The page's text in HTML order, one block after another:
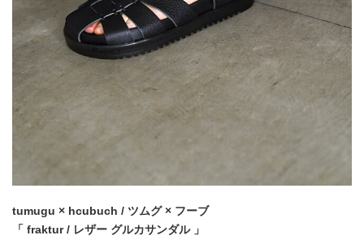
tumugu × hcubuch / ツムグ × フーブ
「 fraktur / レザー グルカサンダル 」